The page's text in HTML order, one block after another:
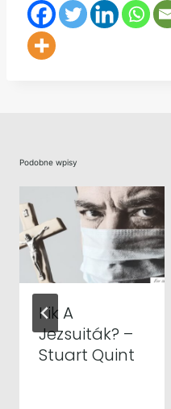
Podobne wpisy
Kik A
Jezsuiták? –
Stuart Quint